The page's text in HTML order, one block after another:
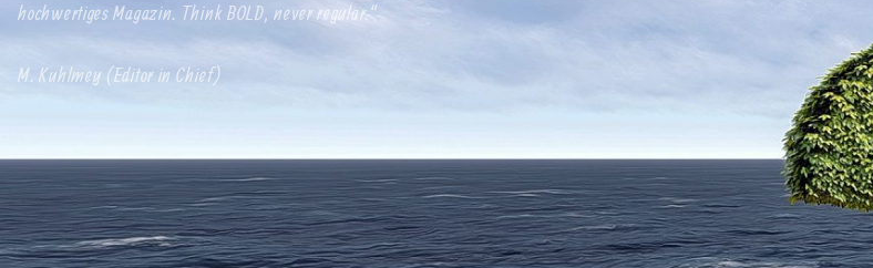
hochwertiges Magazin. Think BOLD, never regular.“
M. Kuhlmey (Editor in Chief)